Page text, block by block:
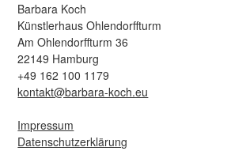
Barbara Koch
Künstlerhaus Ohlendorffturm
Am Ohlendorffturm 36
22149 Hamburg
+49 162 100 1179
kontakt@barbara-koch.eu
Impressum
Datenschutzerklärung